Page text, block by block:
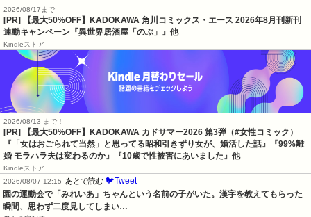
2026/08/17まで
[PR] 【最大50%OFF】KADOKAWA 角川コミックス・エース 2026年8月刊新刊
連動キャンペーン『異世界居酒屋「のぶ」』他
Kindleストア
2026/08/13 まで！
[PR]
【最大50%OFF】KADOKAWA カドサマー2026 第3弾（#女性コミック）
『「女はおごられて当然」と思ってる昭和引きずり女が、婚活した話』『99%離
婚 モラハラ夫は変わるのか』『10歳で性被害にあいました』他
Kindleストア
2026/08/07 12:15
あとで読む 🐦Tweet
園の運動会で「みれいあ」ちゃんという名前の子がいた。漢字を教えてもらった
瞬間、思わず二度見してしまい…